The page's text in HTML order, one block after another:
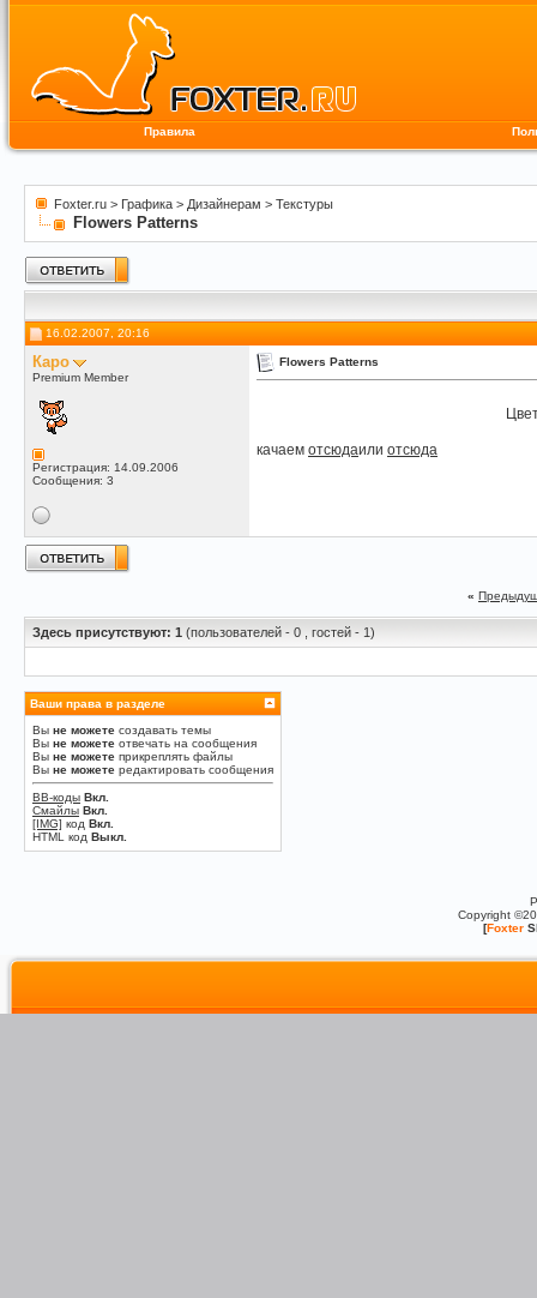
Правила
Foxter.ru > Графика > Дизайнерам > Текстуры
Flowers Patterns
16.02.2007, 20:16
Каро
Premium Member
Регистрация: 14.09.2006
Сообщения: 3
Flowers Patterns
качаем отсюдаили отсюда
«
Здесь присутствуют: 1 (пользователей - 0 , гостей - 1)
Ваши права в разделе
Вы не можете создавать темы
Вы не можете отвечать на сообщения
Вы не можете прикреплять файлы
Вы не можете редактировать сообщения
BB-коды Вкл.
Смайлы Вкл.
[IMG] код Вкл.
HTML код Выкл.
Copyright
[Foxter